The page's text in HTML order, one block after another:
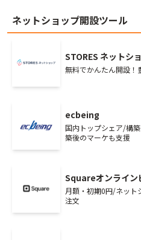
ネットショップ開設ツール
STORES ネットシ
無料でかんたん開設！
ecbeing
国内トップシェア/構
築後のマーケも支援
Squareオンライン
月額・初期0円/ネット
注文